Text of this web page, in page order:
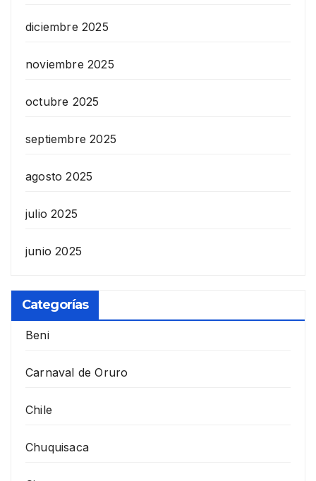
diciembre 2025
noviembre 2025
octubre 2025
septiembre 2025
agosto 2025
julio 2025
junio 2025
Categorías
Beni
Carnaval de Oruro
Chile
Chuquisaca